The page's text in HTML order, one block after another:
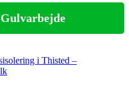
i Thisted –